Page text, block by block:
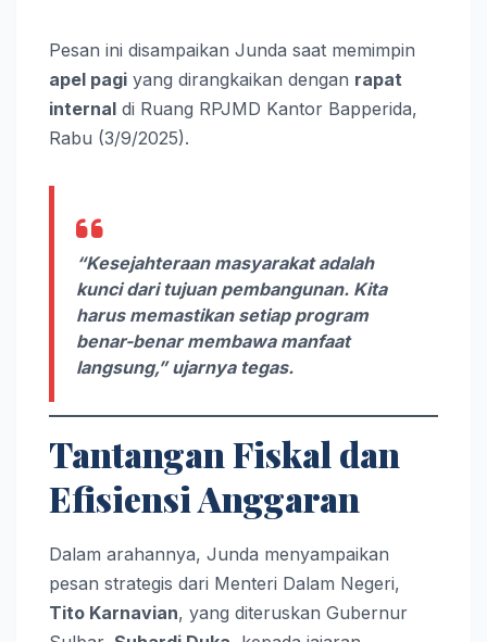
Pesan ini disampaikan Junda saat memimpin
apel pagi yang dirangkaikan dengan rapat
internal di Ruang RPJMD Kantor Bapperida,
Rabu (3/9/2025).
“Kesejahteraan masyarakat adalah
kunci dari tujuan pembangunan. Kita
harus memastikan setiap program
benar-benar membawa manfaat
langsung,” ujarnya tegas.
Tantangan Fiskal dan
Efisiensi Anggaran
Dalam arahannya, Junda menyampaikan
pesan strategis dari Menteri Dalam Negeri,
Tito Karnavian, yang diteruskan Gubernur